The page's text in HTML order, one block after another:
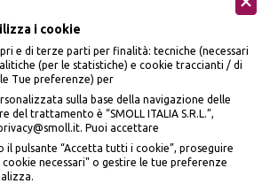
i cookie
e di terze parti per finalità: tecniche (necessari
(per le statistiche) e cookie traccianti / di
Tue preferenze) per
sulla base della navigazione delle
del trattamento è “SMOLL ITALIA S.R.L.”,
Puoi accettare
pulsante “Accetta tutti i cookie”, proseguire
cookie necessari" o gestire le tue preferenze